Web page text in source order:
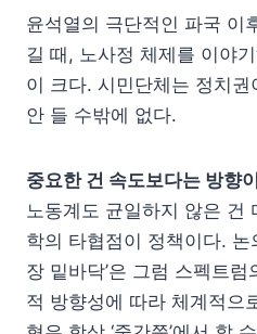
윤석열의 극단적인 파국 이
길 때, 노사정 체제를 이야
이 크다. 시민단체는 정치
안 들 수밖에 없다.
중요한 건 속도보다는 방향
노동계도 균일하지 않은 건
학의 타협점이 정책이다. 논
장 밑바닥’은 그럼 스펙트
적 방향성에 따라 체계적으